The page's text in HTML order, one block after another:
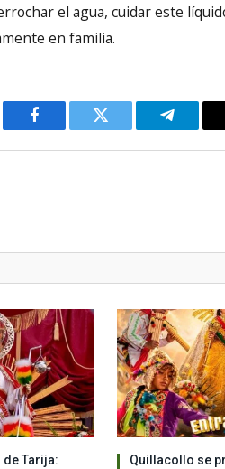
el agua, cuidar este
en familia.
Facebook Twitter
Tarija:
Quillacollo se